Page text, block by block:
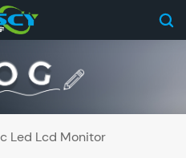
Led Lcd Monitor